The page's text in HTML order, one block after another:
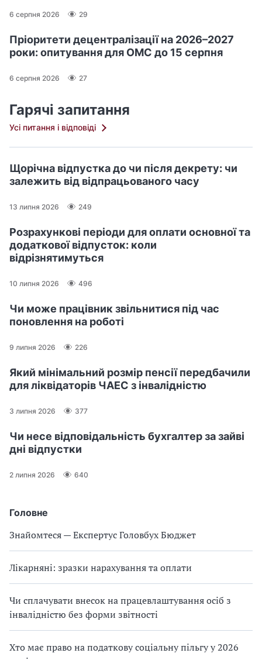
Головне
Знайомтеся — Експертус Головбух Бюджет
Лікарняні: зразки нарахування та оплати
Чи сплачувати внесок на працевлаштування осіб з
інвалідністю без форми звітності
Хто має право на податкову соціальну пільгу у 2026
6 серпня 2026 29
Пріоритети децентралізації на 2026–2027
роки: опитування для ОМС до 15 серпня
6 серпня 2026 27
Гарячі запитання
Усі питання і відповіді
Щорічна відпустка до чи після декрету: чи
залежить від відпрацьованого часу
13 липня 2026 249
Розрахункові періоди для оплати основної та
додаткової відпусток: коли
відрізнятимуться
10 липня 2026 496
Чи може працівник звільнитися під час
поновлення на роботі
9 липня 2026 226
Який мінімальний розмір пенсії передбачили
для ліквідаторів ЧАЕС з інвалідністю
3 липня 2026 377
Чи несе відповідальність бухгалтер за зайві
дні відпустки
2 липня 2026 640